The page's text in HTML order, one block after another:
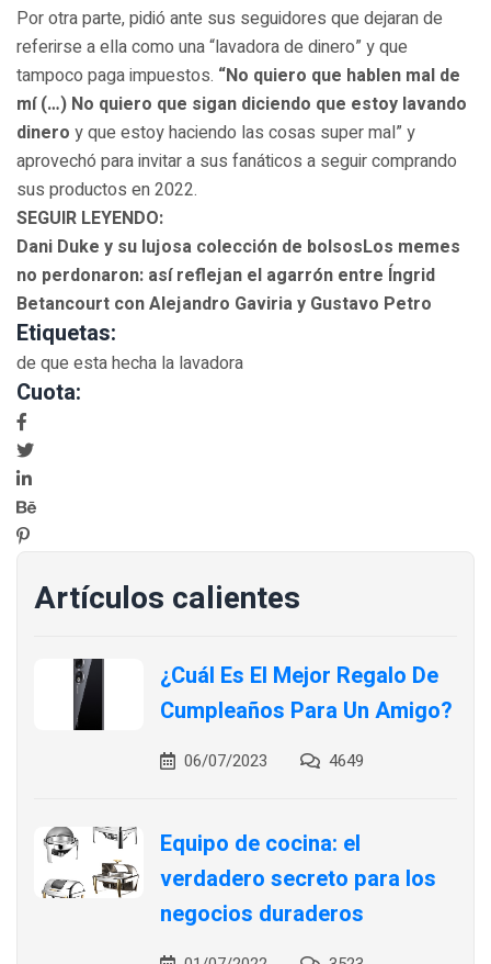
Artículos calientes
¿Cuál Es El Mejor Regalo De
Cumpleaños Para Un Amigo?
06/07/2023 4649
Equipo de cocina: el
verdadero secreto para los
negocios duraderos
Por otra parte, pidió ante sus seguidores que dejaran de
referirse a ella como una “lavadora de dinero” y que
tampoco paga impuestos. “No quiero que hablen mal de
mí (…) No quiero que sigan diciendo que estoy lavando
dinero y que estoy haciendo las cosas super mal” y
aprovechó para invitar a sus fanáticos a seguir comprando
sus productos en 2022.
SEGUIR LEYENDO:
Dani Duke y su lujosa colección de bolsosLos memes
no perdonaron: así reflejan el agarrón entre Íngrid
Betancourt con Alejandro Gaviria y Gustavo Petro
Etiquetas:
de que esta hecha la lavadora
Cuota: